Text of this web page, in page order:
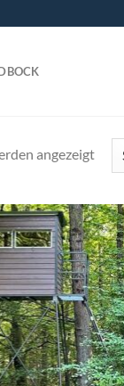
angezeigt
Add to
wishlist